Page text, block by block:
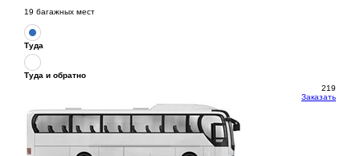
19 багажных мест
Туда
Туда и обратно
219
Заказать